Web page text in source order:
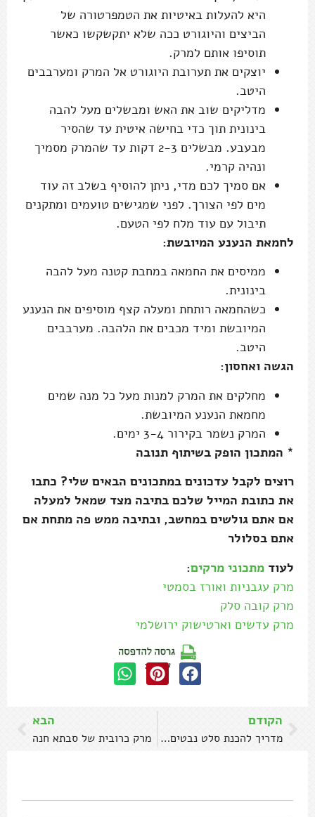
היא להעלות באיטיות את הטמפרטורה של
הביצים והיוגורט ככה שלא יתקשקשו כאשר
תוסיפו אותם למרק.
יוצקים את תערובת היוגורט אל המרק ומערבבים
היטב.
מדליקים שוב את האש ומבשלים מעל להבה
בינונית תוך כדי בחישה איטית עד שהסיר
מבעבע. מבשלים 2-3 דקות עד שהמרק מסמיך
ונהיה קרמי.
אם סמיך לכם מדי, ניתן להוסיף בשלב זה עוד
מים לפי הצורך. לפני שמגישים טועמים ומתקנים
תיבול עם עוד מלח לפי הטעם.
לחמאת הנענע המיובשת:
ממיסים את החמאה במחבת קטנה מעל להבה
בינונית.
כשהחמאה רותחת ומעלה קצף מוסיפים את הנענע
המיובשת ומיד מכבים את הלהבה. מערבבים
היטב.
הגשה ואחסון:
מחלקים את המרק למנות מעל כל מנה שמים
מחמאת הנענע המיובשת.
המרק נשמר בקירור 3-4 ימים.
* המתכון הופק בשיתוף תנובה
רוצים לקבל עדכונים במתכונים הבאים שלי? כתבו
את כתובת המייל שלכם בתיבה מצד שמאל למעלה
אם אתם גולשים במחשב, ובתיבה ממש פה מתחת אם
אתם בסלולר
לעוד מתכוני מרקים:
מרק עגבניות ואורז בסמטי
מרק קובה סלק
מרק עדשים וארטישוק ירושלמי
שתפו:
הקודם
מדריך להכנת סלט נבטים מושלם
הבא
מרק כרובית של סבתא חנה